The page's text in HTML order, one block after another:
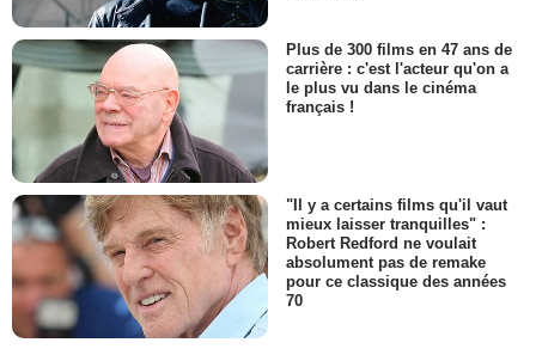
Plus de 300 films en 47 ans de
carrière : c'est l'acteur qu'on a
le plus vu dans le cinéma
français !
"Il y a certains films qu'il vaut
mieux laisser tranquilles" :
Robert Redford ne voulait
absolument pas de remake
pour ce classique des années
70